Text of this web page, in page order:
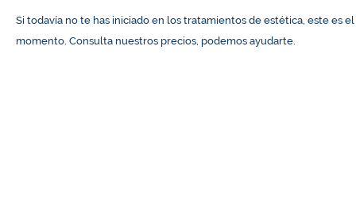
Si todavía no te has iniciado en los tratamientos de estética, este es el
momento. Consulta nuestros precios, podemos ayudarte.